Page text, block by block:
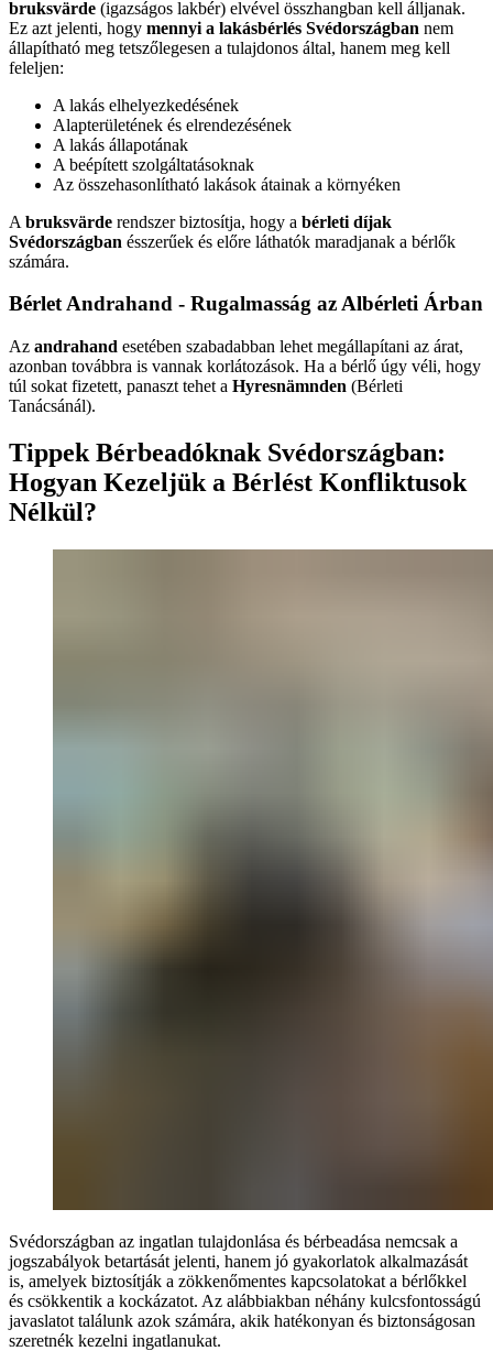
bruksvärde (igazságos lakbér) elvével összhangban kell álljanak.
Ez azt jelenti, hogy mennyi a lakásbérlés Svédországban nem
állapítható meg tetszőlegesen a tulajdonos által, hanem meg kell
feleljen:
A lakás elhelyezkedésének
Alapterületének és elrendezésének
A lakás állapotának
A beépített szolgáltatásoknak
Az összehasonlítható lakások átainak a környéken
A bruksvärde rendszer biztosítja, hogy a bérleti díjak
Svédországban ésszerűek és előre láthatók maradjanak a bérlők
számára.
Bérlet Andrahand - Rugalmasság az Albérleti Árban
Az andrahand esetében szabadabban lehet megállapítani az árat,
azonban továbbra is vannak korlátozások. Ha a bérlő úgy véli, hogy
túl sokat fizetett, panaszt tehet a Hyresnämnden (Bérleti
Tanácsánál).
Tippek Bérbeadóknak Svédországban:
Hogyan Kezeljük a Bérlést Konfliktusok
Nélkül?
Svédországban az ingatlan tulajdonlása és bérbeadása nemcsak a
jogszabályok betartását jelenti, hanem jó gyakorlatok alkalmazását
is, amelyek biztosítják a zökkenőmentes kapcsolatokat a bérlőkkel
és csökkentik a kockázatot. Az alábbiakban néhány kulcsfontosságú
javaslatot találunk azok számára, akik hatékonyan és biztonságosan
szeretnék kezelni ingatlanukat.